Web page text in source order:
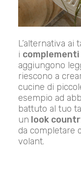
L’alternativa ai
i
aggiungono
riescono a
cucine di
esempio ad
battuto al tuo
un look
da completare
volant.